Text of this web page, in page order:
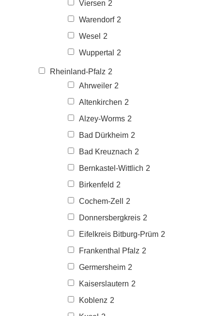
Viersen 2
Warendorf 2
Wesel 2
Wuppertal
2
Rheinland-Pfalz 2
Ahrweiler 2
Altenkirchen 2
Alzey-Worms 2
Bad Dürkheim 2
Bad Kreuznach 2
Bernkastel-Wittlich 2
Birkenfeld 2
Cochem-Zell
2
Donnersbergkreis 2
Eifelkreis Bitburg-Prüm 2
Frankenthal Pfalz 2
Germersheim 2
Kaiserslautern 2
Koblenz 2